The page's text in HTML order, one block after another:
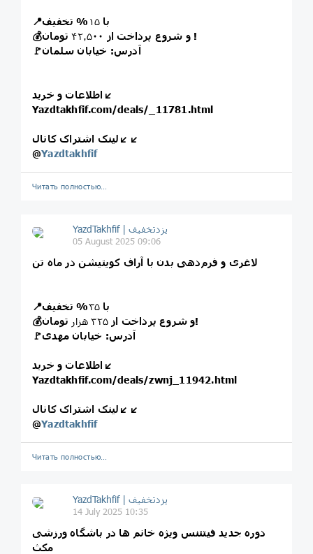
📍با ۱۵ % تخفیف
💰و شروع پرداخت از ۴۲٫۵۰۰
تومان !
🚩آدرس: خیابان سلمان
اطلاعات و خرید↙️
Yazdtakhfif.com/deals/_11781.html
لینک اشتراک کانال↙️↙️
@Yazdtakhfif
Читать полностью…
05 August 2025 09:06
لاغری و فرم‌دهی بدن با آراف کویتیشن در ماه تن
📍با ۳۵% تخفیف
💰و شروع پرداخت از ۳۲۵ هزار
تومان!
🚩آدرس: خیابان مهدی
اطلاعات و خرید↙️
Yazdtakhfif.com/deals/zwnj_11942.html
لینک اشتراک کانال↙️↙️
@Yazdtakhfif
Читать полностью…
14 July 2025 10:35
دوره جدید فیتتنس ویژه خانم ها در باشگاه ورزشی
مکث